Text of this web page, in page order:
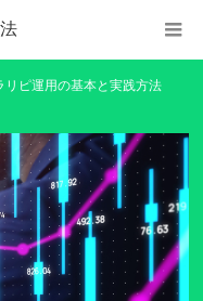
リピ運用の基本と実践方法